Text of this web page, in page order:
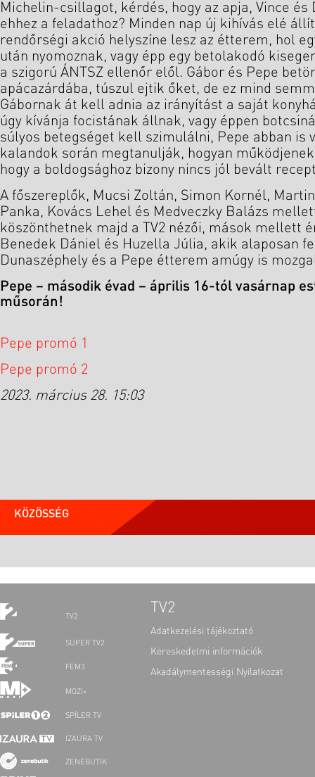
Michelin-csillagot, kérdés, hogy az apja, Vince
ehhez a feladathoz? Minden nap új kihívás elé
rendőrségi akció helyszíne lesz az étterem, hol
után nyomoznak, vagy épp egy betolakodó
a szigorú ÁNTSZ ellenőr elől. Gábor és Pepe
apácazárdába, túszul ejtik őket, de ez mind
Gábornak át kell adnia az irányítást a saját
úgy kívánja focistának állnak, vagy éppen
súlyos betegséget kell szimulálni, Pepe abban is
kalandok során megtanulják, hogyan
hogy a boldogsághoz bizony nincs jól bevált
A főszereplők, Mucsi Zoltán, Simon Kornél,
Panka, Kovács Lehel és Medveczky Balázs
köszönthetnek majd a TV2 nézői, mások mellett
Benedek Dániel és Huzella Júlia, akik alaposan
Dunaszéphely és a Pepe étterem amúgy is
Pepe – második évad – április 16-tól vasárnap
műsorán!
Pepe promó 1
Pepe promó 2
2023. március 28. 15:03
KÖZÖSSÉG
TV2
SUPER TV2
FEM3
MOZI+
SPÍLER TV
IZAURA TV
ZENEBUTIK
TV2
Adatkezelési tájékoztató
Kereskedelmi információk
Akadálymentességi Nyilatkozat